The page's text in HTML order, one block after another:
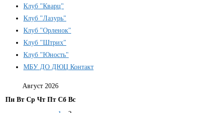
Клуб "Кварц"
Клуб "Лазурь"
Клуб "Орленок"
Клуб "Штрих"
Клуб "Юность"
МБУ ДО ДЮЦ Контакт
Август 2026
Пн Вт Ср Чт Пт Сб Вс